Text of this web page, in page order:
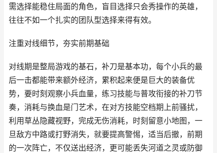
需选择能稳住局面的角色，盲目选择只会秀操作的英雄，
往往不如一个扎实的团队型选择来得有效。
注重对线细节，夯实前期基础
对线期是整局游戏的基石，补刀是基本功，每个小兵的最
后一击都能带来额外经济，累积起来便是巨大的装备优
势，要时刻观察小兵血量，练习技能与普攻衔接的补刀节
奏，消耗与换血是门艺术，在对方技能空档期上前骚扰，
利用草丛隐藏视野，完成无伤消耗，时刻留意小地图，一
旦敌方中路或打野消失，就要提高警惕，适当后撤，前期
的一次阵亡，不仅送出经济，更可能丢失河道之灵或防御